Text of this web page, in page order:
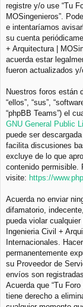
registre y/o use “Tu
MOSingenieros”.
e intentaríamos
su cuenta
+ Arquitectura |
acuerda estar
fueron actualizados y/
Nuestros foros están
“ellos”, “sus”,
“phpBB Teams”) el
GNU General Public
puede ser
facilita discusiones
excluye de lo que
contenido permisible.
visite: https://
Acuerda no enviar
difamatorio,
pueda violar
Ingenieria Civil +
Internacionales.
permanentemente
su Proveedor de
envíos son
Acuerda que “Tu
tiene derecho a